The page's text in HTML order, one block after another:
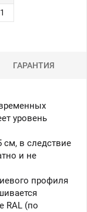
ГАРАНТИЯ
уровень
см, в следствие
и не
профиля
RAL (по